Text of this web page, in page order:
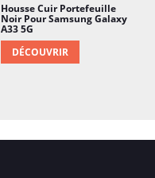
Housse Cuir Portefeuille
Noir Pour Samsung Galaxy
A33 5G
DÉCOUVRIR